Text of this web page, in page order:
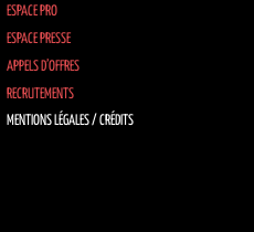
ESPACE PRO
ESPACE PRESSE
APPELS D’OFFRES
RECRUTEMENTS
MENTIONS LÉGALES / CRÉDITS